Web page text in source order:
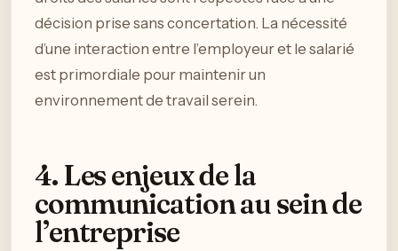
décision prise sans concertation. La nécessité
d’une interaction entre l’employeur et le salarié
est primordiale pour maintenir un
environnement de travail serein.
4. Les enjeux de la
communication au sein de
l’entreprise